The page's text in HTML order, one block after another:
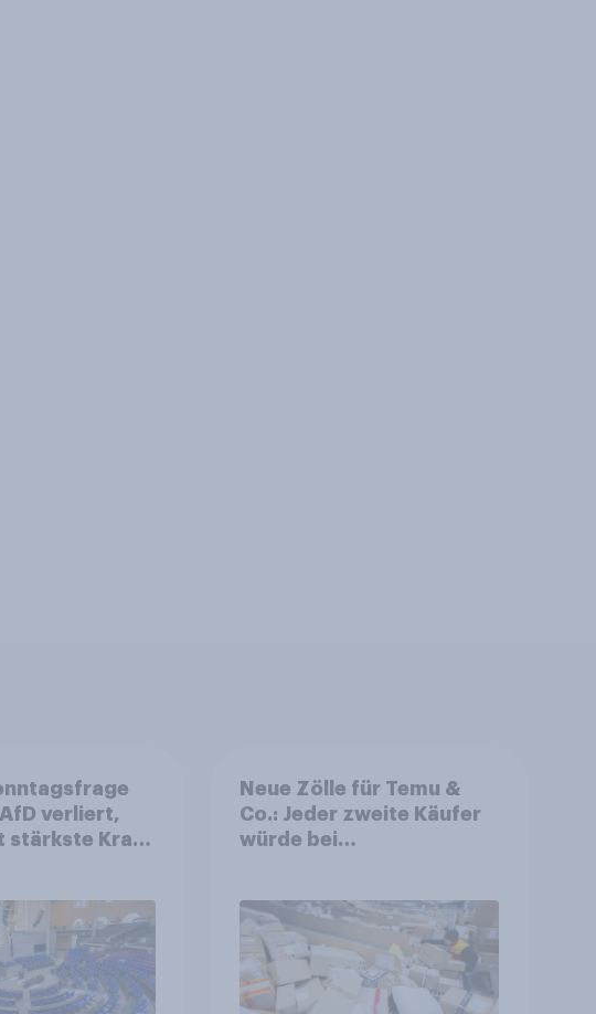
verliert,
stärkste Kraft
Neue Zölle für Temu &
Co.: Jeder zweite Käufer
würde bei